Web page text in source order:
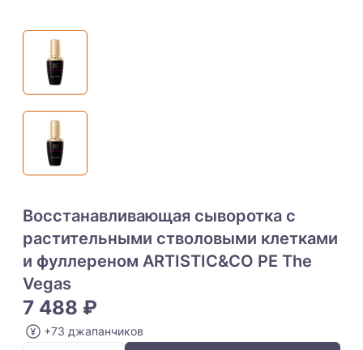
Восстанавливающая сыворотка с
растительными стволовыми клетками
и фуллереном ARTISTIC&CO PE The
Vegas
7 488 ₽
+73 джапанчиков